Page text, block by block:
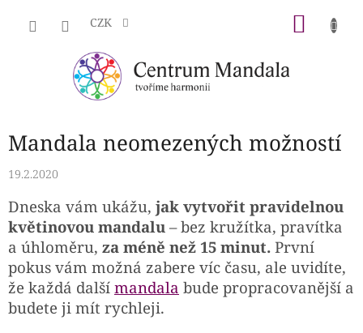
CZK
Mandala neomezených možností
19.2.2020
Dneska vám ukážu, jak vytvořit pravidelnou
květinovou mandalu – bez kružítka, pravítka
a úhloměru, za méně než 15 minut. První
pokus vám možná zabere víc času, ale uvidíte,
že každá další mandala bude propracovanější a
budete ji mít rychleji.